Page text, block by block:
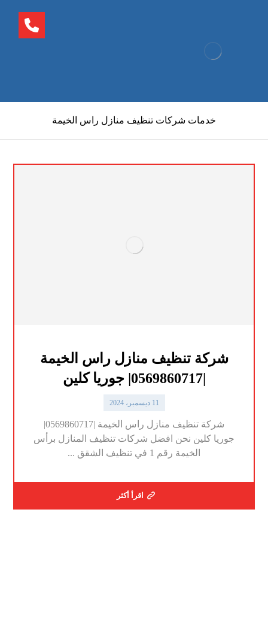
خدمات شركات تنظيف منازل راس الخيمة
شركة تنظيف منازل راس الخيمة
|0569860717| جوريا كلين
11 ديسمبر، 2024
شركة تنظيف منازل راس الخيمة |0569860717|
جوريا كلين نحن افضل شركات تنظيف المنازل برأس
الخيمة رقم 1 في تنظيف الشقق ...
اقرأ أكثر